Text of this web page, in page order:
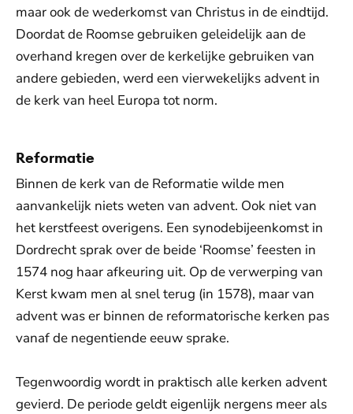
maar ook de wederkomst van Christus in de eindtijd.
Doordat de Roomse gebruiken geleidelijk aan de
overhand kregen over de kerkelijke gebruiken van
andere gebieden, werd een vierwekelijks advent in
de kerk van heel Europa tot norm.
Reformatie
Binnen de kerk van de Reformatie wilde men
aanvankelijk niets weten van advent. Ook niet van
het kerstfeest overigens. Een synodebijeenkomst in
Dordrecht sprak over de beide ‘Roomse’ feesten in
1574 nog haar afkeuring uit. Op de verwerping van
Kerst kwam men al snel terug (in 1578), maar van
advent was er binnen de reformatorische kerken pas
vanaf de negentiende eeuw sprake.
Tegenwoordig wordt in praktisch alle kerken advent
gevierd. De periode geldt eigenlijk nergens meer als